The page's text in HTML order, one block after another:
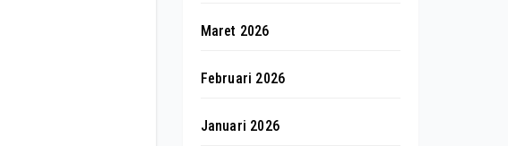
Maret 2026
Februari 2026
Januari 2026